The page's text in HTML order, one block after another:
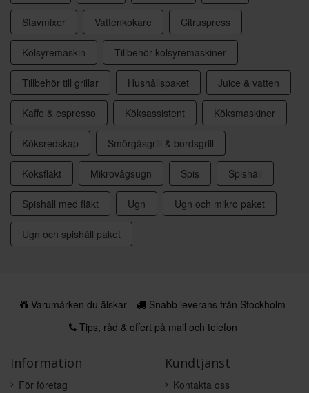
Stavmixer Vattenkokare Citruspress
Kolsyremaskin Tillbehör kolsyremaskiner
Tillbehör till grillar Hushållspaket Juice & vatten
Kaffe & espresso Köksassistent Köksmaskiner
Köksredskap Smörgåsgrill & bordsgrill
Köksfläkt Mikrovågsugn Spis Spishäll
Spishäll med fläkt Ugn Ugn och mikro paket
Ugn och spishäll paket
Varumärken du älskar
Snabb leverans från Stockholm
Tips, råd & offert på mail och telefon
Information
För företag
Kundtjänst
Kontakta oss